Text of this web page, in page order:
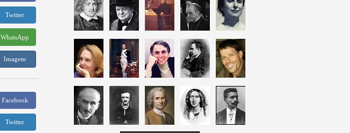
Twitter
WhatsApp
Imagem
Facebook
Twitter